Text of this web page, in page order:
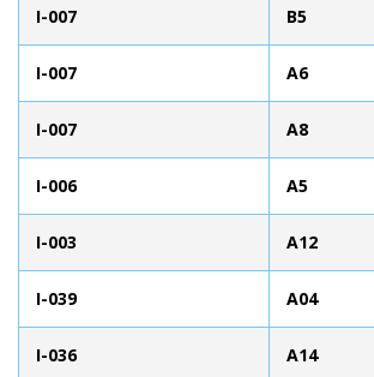
I-007 B5
I-007 A6
I-007 A8
I-006 A5
I-003 A12
I-039 A04
I-036 A14